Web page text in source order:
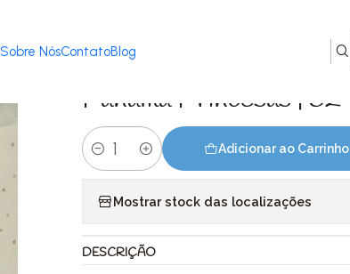
Sobre NósContatoBlog
Panamá Princesas | 52
Quantidade
Adicionar ao Carrinho
Mostrar stock das localizações
DESCRIÇÃO